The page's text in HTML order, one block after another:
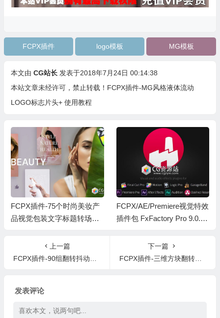
FCPX插件 logo模板 MG模板
本文由 CG站长 发表于2018年7月24日 00:14:38
本站文章未经许可，禁止转载！ FCPX插件-MG风格液体流动
LOGO标志片头+ 使用教程
FCPX插件-75个时尚美妆产
品视觉包装文字标题转场展
FCPX/AE/Premiere视觉特效
插件包 FxFactory Pro 9.0.4
上一篇
FCPX插件-90组翻转抖动旋转模糊信号损坏视频转场预设
下一篇
FCPX插件-三维方块翻转照片展示转场预设
发表评论